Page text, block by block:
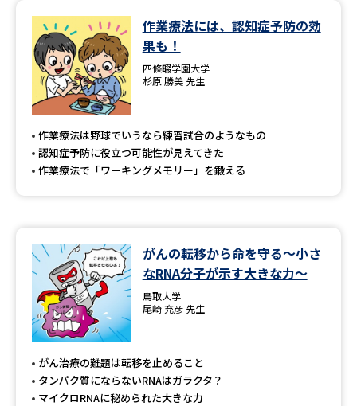
作業療法には、認知症予防の効
果も！
四條畷学園大学
杉原 勝美 先生
作業療法は野球でいうなら練習試合のようなもの
認知症予防に役立つ可能性が見えてきた
作業療法で「ワーキングメモリー」を鍛える
がんの転移から命を守る～小さ
なRNA分子が示す大きな力～
鳥取大学
尾崎 充彦 先生
がん治療の難題は転移を止めること
タンパク質にならないRNAはガラクタ？
マイクロRNAに秘められた大きな力